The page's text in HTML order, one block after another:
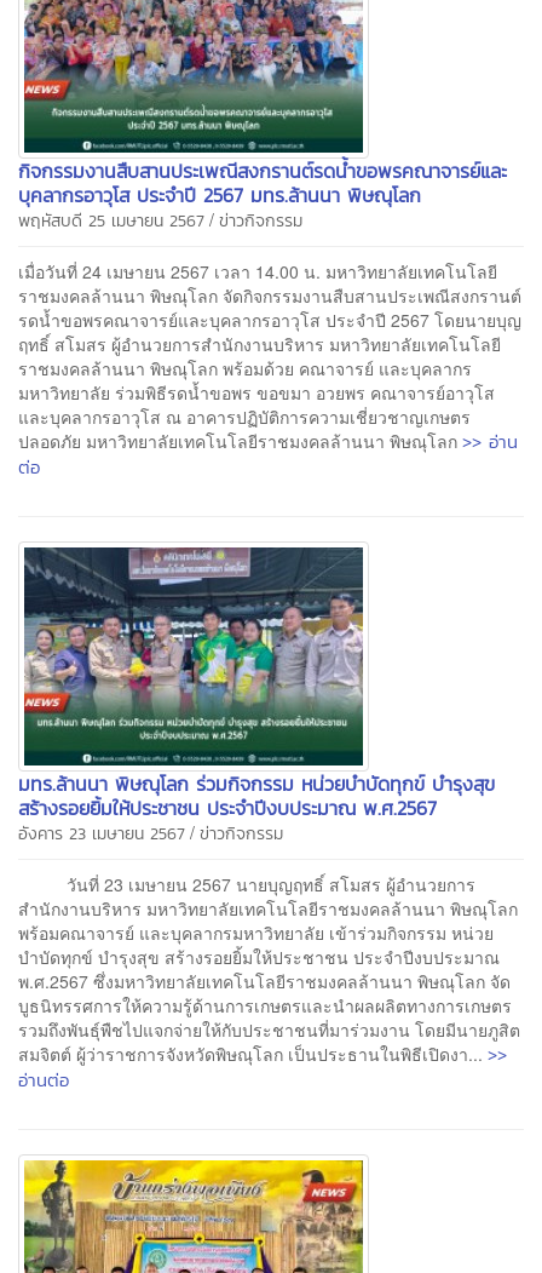
กิจกรรมงานสืบสานประเพณีสงกรานต์รดน้ำขอพรคณาจารย์และ
บุคลากรอาวุโส ประจำปี 2567 มทร.ล้านนา พิษณุโลก
พฤหัสบดี 25 เมษายน 2567 / ข่าวกิจกรรม
เมื่อวันที่ 24 เมษายน 2567 เวลา 14.00 น. มหาวิทยาลัยเทคโนโลยี
ราชมงคลล้านนา พิษณุโลก จัดกิจกรรมงานสืบสานประเพณีสงกรานต์
รดน้ำขอพรคณาจารย์และบุคลากรอาวุโส ประจำปี 2567 โดยนายบุญ
ฤทธิ์ สโมสร ผู้อำนวยการสำนักงานบริหาร มหาวิทยาลัยเทคโนโลยี
ราชมงคลล้านนา พิษณุโลก พร้อมด้วย คณาจารย์ และบุคลากร
มหาวิทยาลัย ร่วมพิธีรดน้ำขอพร ขอขมา อวยพร คณาจารย์อาวุโส
และบุคลากรอาวุโส ณ อาคารปฏิบัติการความเชี่ยวชาญเกษตร
ปลอดภัย มหาวิทยาลัยเทคโนโลยีราชมงคลล้านนา พิษณุโลก >> อ่าน
ต่อ
มทร.ล้านนา พิษณุโลก ร่วมกิจกรรม หน่วยบำบัดทุกข์ บำรุงสุข
สร้างรอยยิ้มให้ประชาชน ประจำปีงบประมาณ พ.ศ.2567
อังคาร 23 เมษายน 2567 / ข่าวกิจกรรม
วันที่ 23 เมษายน 2567 นายบุญฤทธิ์ สโมสร ผู้อำนวยการ
สำนักงานบริหาร มหาวิทยาลัยเทคโนโลยีราชมงคลล้านนา พิษณุโลก
พร้อมคณาจารย์ และบุคลากรมหาวิทยาลัย เข้าร่วมกิจกรรม หน่วย
บำบัดทุกข์ บำรุงสุข สร้างรอยยิ้มให้ประชาชน ประจำปีงบประมาณ
พ.ศ.2567 ซึ่งมหาวิทยาลัยเทคโนโลยีราชมงคลล้านนา พิษณุโลก จัด
บูธนิทรรศการให้ความรู้ด้านการเกษตรและนำผลผลิตทางการเกษตร
รวมถึงพันธุ์พืชไปแจกจ่ายให้กับประชาชนที่มาร่วมงาน โดยมีนายภูสิต
สมจิตต์ ผู้ว่าราชการจังหวัดพิษณุโลก เป็นประธานในพิธีเปิดงา... >>
อ่านต่อ